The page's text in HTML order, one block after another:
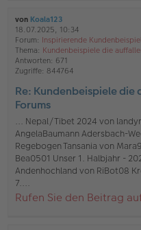
von Koala123
18.07.2025, 10:34
Forum: Inspirierende
Thema: Kundenbeispiele die
Antworten: 671
Zugriffe: 844764
Re: Kundenbeispiele
Forums
... Nepal/Tibet 2024 von
AngelaBaumann Adersbach-
Regebogen Tansania von
Bea0501 Unser 1. Halbjahr -
Andenhochland von RiBot08
7....
Rufen Sie den Beitrag